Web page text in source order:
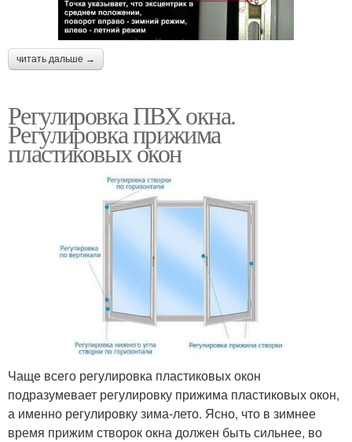
читать дальше →
Регулировка ПВХ окна.
Регулировка прижима
пластиковых окон
Чаще всего регулировка пластиковых окон
подразумевает регулировку прижима пластиковых окон,
а именно регулировку зима-лето. Ясно, что в зимнее
время прижим створок окна должен быть сильнее, во